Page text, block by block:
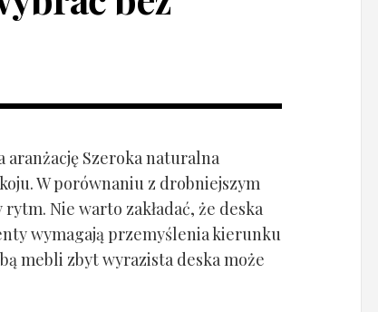
aranżację Szeroka naturalna
W porównaniu z drobniejszym
Nie warto zakładać, że deska
wymagają przemyślenia kierunku
mebli zbyt wyrazista deska może